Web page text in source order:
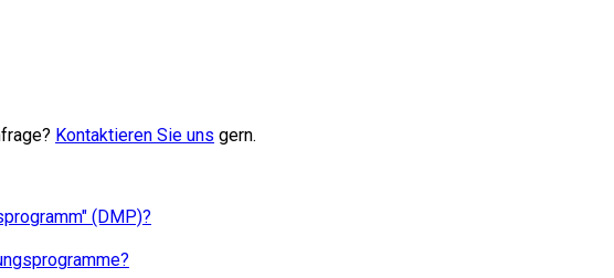
Kontaktieren Sie uns gern.
(DMP)?